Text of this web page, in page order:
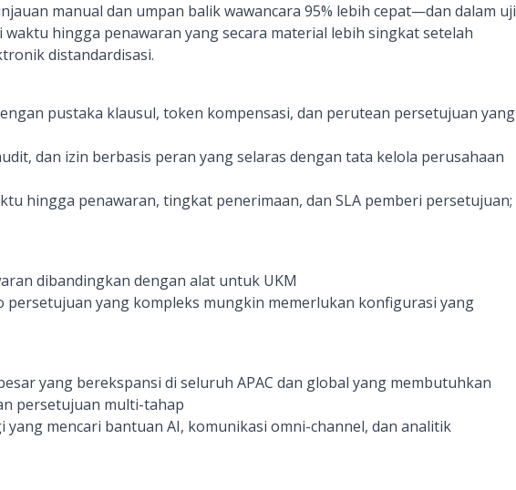
manual dan umpan balik wawancara 95% lebih cepat—dan dalam uji
hingga penawaran yang secara material lebih singkat setelah
distandardisasi.
pustaka klausul, token kompensasi, dan perutean persetujuan yang
dan izin berbasis peran yang selaras dengan tata kelola perusahaan
hingga penawaran, tingkat penerimaan, dan SLA pemberi persetujuan;
dibandingkan dengan alat untuk UKM
persetujuan yang kompleks mungkin memerlukan konfigurasi yang
yang berekspansi di seluruh APAC dan global yang membutuhkan
persetujuan multi-tahap
mencari bantuan AI, komunikasi omni-channel, dan analitik